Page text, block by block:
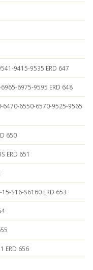
9415-9535 ERD 647
6965-6975-9595 ERD 648
6470-6550-6570-9525-9565
650
ERD 651
15-S16-S6160 ERD 653
ERD 656